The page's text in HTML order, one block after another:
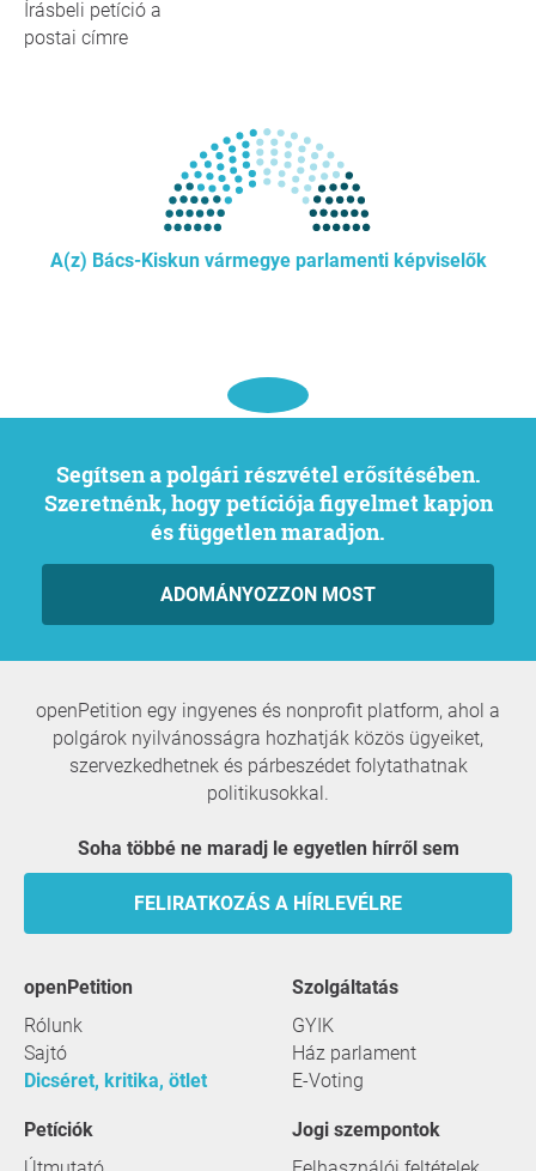
Írásbeli petíció a
postai címre
A(z) Bács-Kiskun vármegye parlamenti képviselők
Segítsen a polgári részvétel erősítésében.
Szeretnénk, hogy petíciója figyelmet kapjon
és független maradjon.
ADOMÁNYOZZON MOST
openPetition egy ingyenes és nonprofit platform, ahol a
polgárok nyilvánosságra hozhatják közös ügyeiket,
szervezkedhetnek és párbeszédet folytathatnak
politikusokkal.
Soha többé ne maradj le egyetlen hírről sem
FELIRATKOZÁS A HÍRLEVÉLRE
openPetition
Rólunk
Sajtó
Dicséret, kritika, ötlet
szolgáltatás
GYIK
Ház parlament
E-Voting
Petíciók
Jogi szempontok